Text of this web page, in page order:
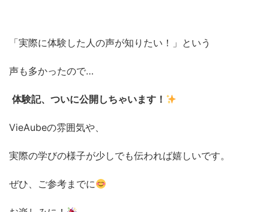
「実際に体験した人の声が知りたい！」という
声も多かったので…
体験記、ついに公開しちゃいます！
VieAubeの雰囲気や、
実際の学びの様子が少しでも伝われば嬉しいです。
ぜひ、ご参考までに